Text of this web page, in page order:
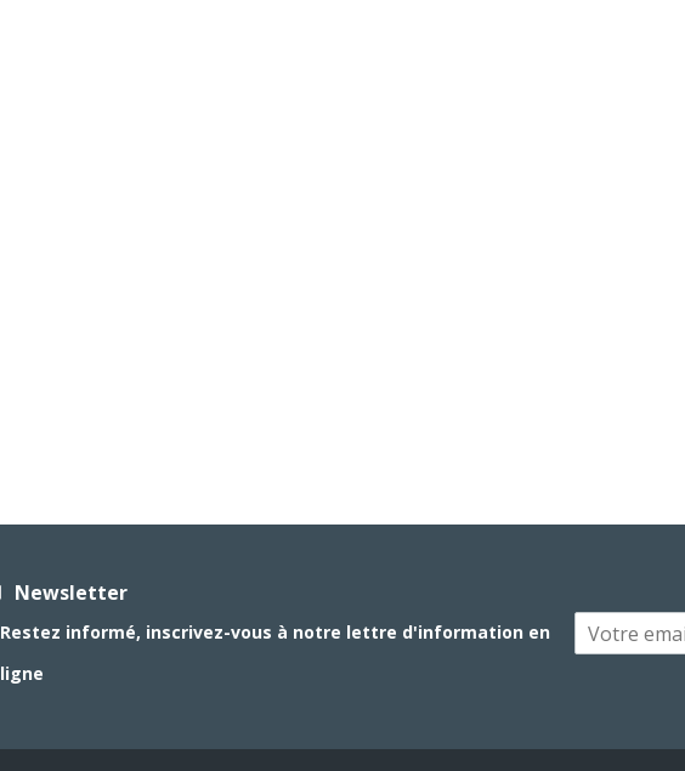
Newsletter
Restez informé, inscrivez-vous à notre lettre d'information en
ligne